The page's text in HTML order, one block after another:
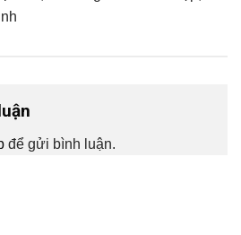
để gửi bình luận.